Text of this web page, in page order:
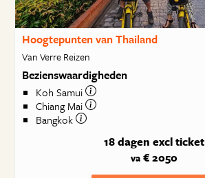
Hoogtepunten van Thailand
Van Verre Reizen
Bezienswaardigheden
Koh Samui
Chiang Mai
Bangkok
18 dagen excl ticket
va € 2050